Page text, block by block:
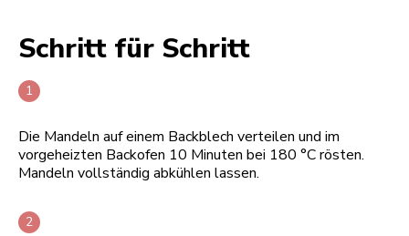
Schritt für Schritt
Die Mandeln auf einem Backblech verteilen und im
vorgeheizten Backofen 10 Minuten bei 180 °C rösten.
Mandeln vollständig abkühlen lassen.